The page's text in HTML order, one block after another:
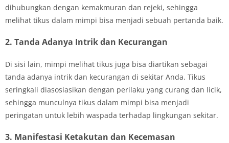
dihubungkan dengan kemakmuran dan rejeki, sehingga
melihat tikus dalam mimpi bisa menjadi sebuah pertanda baik.
2. Tanda Adanya Intrik dan Kecurangan
Di sisi lain, mimpi melihat tikus juga bisa diartikan sebagai
tanda adanya intrik dan kecurangan di sekitar Anda. Tikus
seringkali diasosiasikan dengan perilaku yang curang dan licik,
sehingga munculnya tikus dalam mimpi bisa menjadi
peringatan untuk lebih waspada terhadap lingkungan sekitar.
3. Manifestasi Ketakutan dan Kecemasan